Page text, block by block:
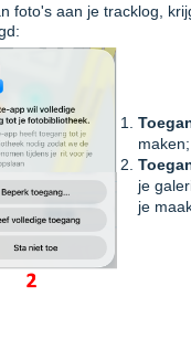
foto's aan je tracklog,
maken;
je
je